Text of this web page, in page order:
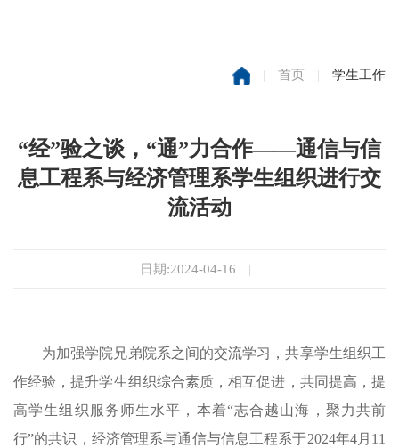
| 首页 | 学生工作
“经”验之谈，“通”力合作——通信与信
息工程系与经济管理系学生组织进行交
流活动
日期:2024-04-16 |
为加强学院兄弟院系之间的交流学习，共享学生组织工
作经验，提升学生组织综合素质，相互促进，共同提高，提
高学生组织服务师生水平，本着“志合越山海，聚力共前
行”的共识，经济管理系与通信与信息工程系于2024年4月11